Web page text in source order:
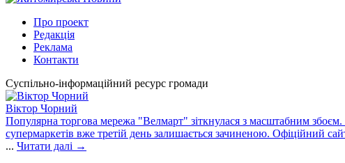
Про проект
Редакція
Реклама
Контакти
Суспільно-інформаційний ресурс громади
Віктор Чорний
Популярна торгова мережа "Велмарт" зіткнулася з масштабним збоєм.
супермаркетів вже третій день залишається зачиненою. Офіційний
... Читати далі →